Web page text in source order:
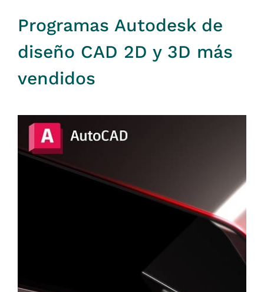
Programas Autodesk de
diseño CAD 2D y 3D más
vendidos